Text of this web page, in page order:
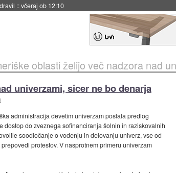
dve leti::včeraj ob 11:37
oblasti želijo več nadzora nad
univerzami, sicer ne bo denarja
administracija devetim univerzam poslala predlog
do zveznega sofinanciranja šolnin in raziskovalnih
soodločanje o vodenju in delovanju univerz, vse od
protestov. V nasprotnem primeru univerzam